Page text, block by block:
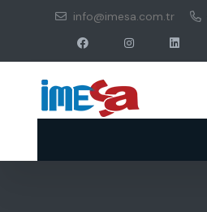
info@imesa.com.tr